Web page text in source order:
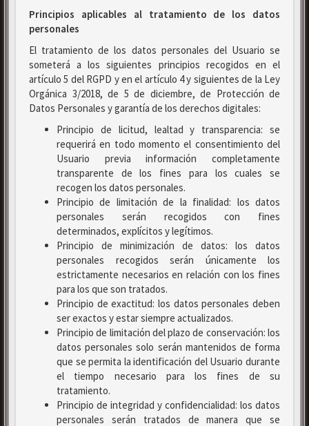
Principios aplicables al tratamiento de los datos
personales
El tratamiento de los datos personales del Usuario se
someterá a los siguientes principios recogidos en el
artículo 5 del RGPD y en el artículo 4 y siguientes de la Ley
Orgánica 3/2018, de 5 de diciembre, de Protección de
Datos Personales y garantía de los derechos digitales:
Principio de licitud, lealtad y transparencia: se
requerirá en todo momento el consentimiento del
Usuario previa información completamente
transparente de los fines para los cuales se
recogen los datos personales.
Principio de limitación de la finalidad: los datos
personales serán recogidos con fines
determinados, explícitos y legítimos.
Principio de minimización de datos: los datos
personales recogidos serán únicamente los
estrictamente necesarios en relación con los fines
para los que son tratados.
Principio de exactitud: los datos personales deben
ser exactos y estar siempre actualizados.
Principio de limitación del plazo de conservación: los
datos personales solo serán mantenidos de forma
que se permita la identificación del Usuario durante
el tiempo necesario para los fines de su
tratamiento.
Principio de integridad y confidencialidad: los datos
personales serán tratados de manera que se